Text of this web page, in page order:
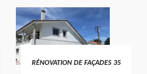
RÉNOVATION DE FAÇADES 35